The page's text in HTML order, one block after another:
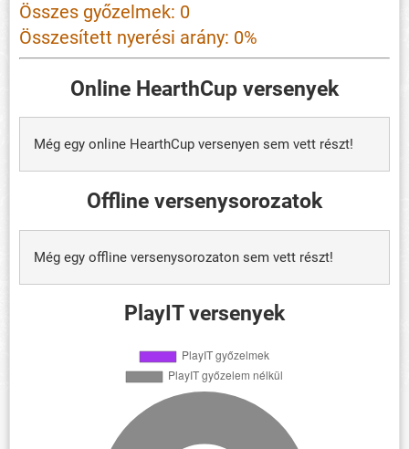
Összes győzelmek: 0
Összesített nyerési arány: 0%
Online HearthCup versenyek
Még egy online HearthCup versenyen sem vett részt!
Offline versenysorozatok
Még egy offline versenysorozaton sem vett részt!
PlayIT versenyek